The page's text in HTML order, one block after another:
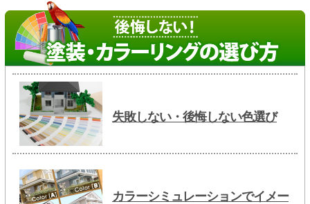
失敗しない・後悔しない色選び
カラーシミュレーションでイメー